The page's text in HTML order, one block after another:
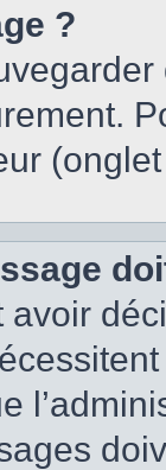
?
avoir